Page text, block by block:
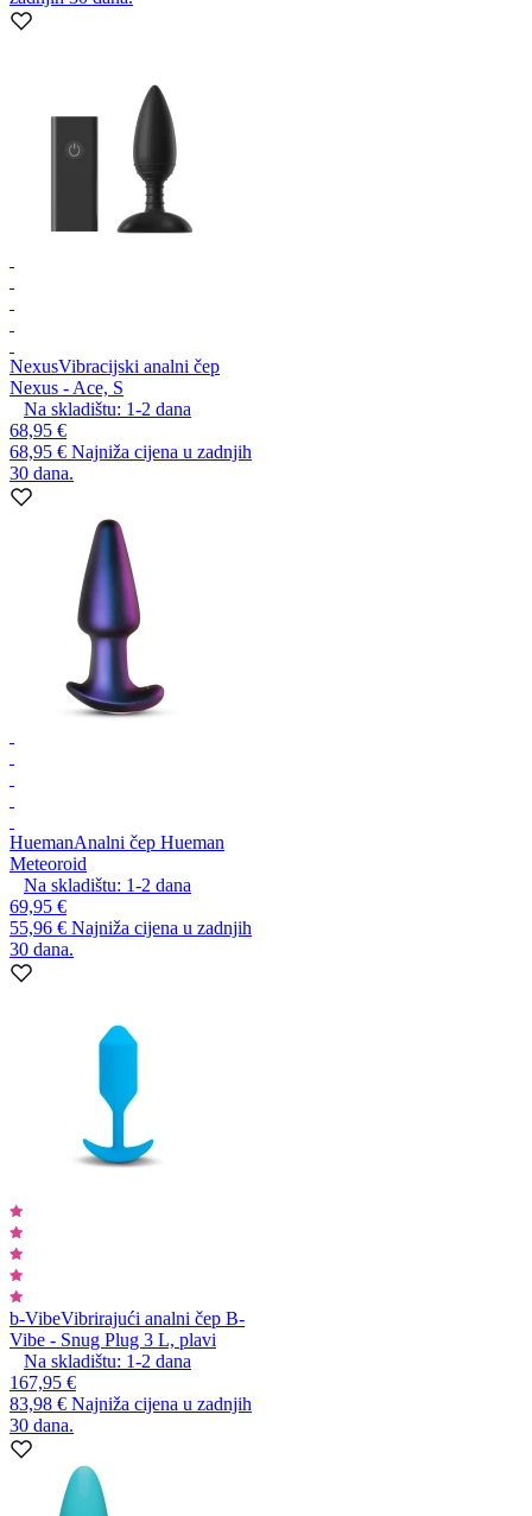
NexusVibracijski analni čep
Nexus - Ace, S
Na skladištu: 1-2 dana
68,95 €
68,95 € Najniža cijena u zadnjih
30 dana.
HuemanAnalni čep Hueman
Meteoroid
Na skladištu: 1-2 dana
69,95 €
55,96 € Najniža cijena u zadnjih
30 dana.
b-VibeVibrirajući analni čep B-
Vibe - Snug Plug 3 L, plavi
Na skladištu: 1-2 dana
167,95 €
83,98 € Najniža cijena u zadnjih
30 dana.